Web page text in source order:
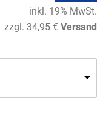
inkl. 19% MwSt.
zzgl. 34,95 € Versand